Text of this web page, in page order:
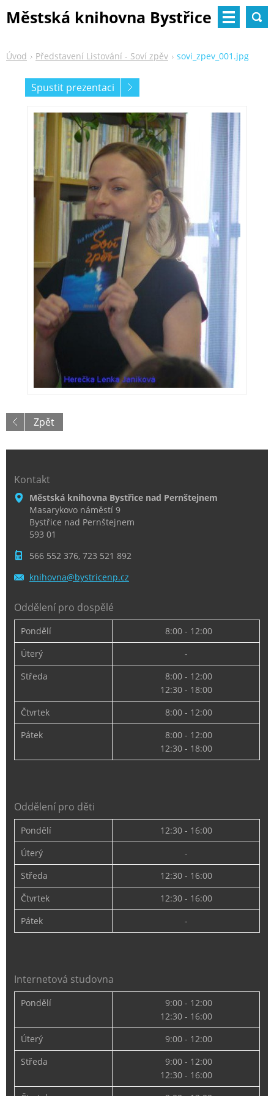
Městská knihovna Bystřice
Úvod Představení Listování - Soví zpěv sovi_zpev_001.jpg
Spustit prezentaci
Zpět
Kontakt
Městská knihovna Bystřice nad Pernštejnem
Masarykovo náměstí 9
Bystřice nad Pernštejnem
593 01
566 552 376, 723 521 892
knihovna@bystricenp.cz
Oddělení pro dospělé
Pondělí
8:00 - 12:00
Úterý
-
Středa
8:00 - 12:00
12:30 - 18:00
Čtvrtek
8:00 - 12:00
Pátek
8:00 - 12:00
12:30 - 18:00
Oddělení pro děti
Pondělí
12:30 - 16:00
Úterý
-
Středa
12:30 - 16:00
Čtvrtek
12:30 - 16:00
Pátek
-
Internetová studovna
Pondělí
9:00 - 12:00
12:30 - 16:00
Úterý
9:00 - 12:00
Středa
9:00 - 12:00
12:30 - 16:00